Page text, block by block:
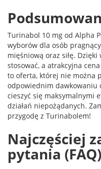
Turinabol 10 mg od Alpha
wyborów dla osób
mięśniową oraz siłę.
stosować, a atrakcyjna
to oferta, której nie można
odpowiednim dawkowaniu
cieszyć się maksymalnymi
działań niepożądanych.
przygodę z Turinabolem!
Najczęściej
pytania (FAQ)